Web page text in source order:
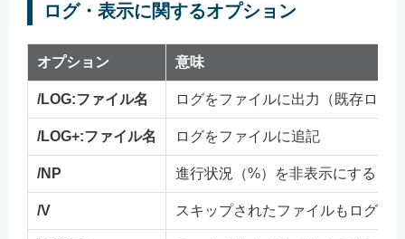
ログ・表示に関するオプション
オプション 意味
/LOG:ファイル名 ログをファイルに出力（既存ログ
/LOG+:ファイル名 ログをファイルに追記
/NP 進行状況（%）を非表示にする（/
/V スキップされたファイルもログに